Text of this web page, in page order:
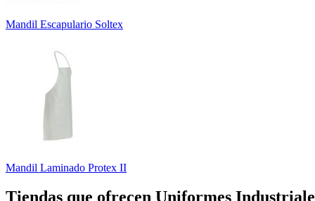
Mandil Escapulario Soltex
Mandil Laminado Protex II
Tiendas que ofrecen Uniformes